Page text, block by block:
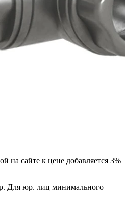
на сайте к цене добавляется 3%
Для юр. лиц минимального